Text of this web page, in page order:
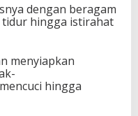
dengan beragam
hingga istirahat
menyiapkan
hingga